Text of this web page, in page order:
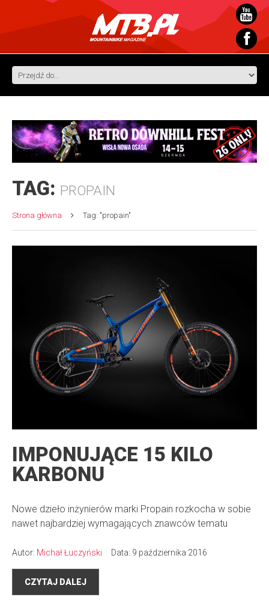
TAG: PROPAIN
Strona główna Tag: "propain"
IMPONUJĄCE 15 KILO
KARBONU
Nowe dzieło inżynierów marki Propain rozkocha w sobie
nawet najbardziej wymagających znawców tematu
Autor: Michał Łuczyński Data: 9 października 2016
CZYTAJ DALEJ